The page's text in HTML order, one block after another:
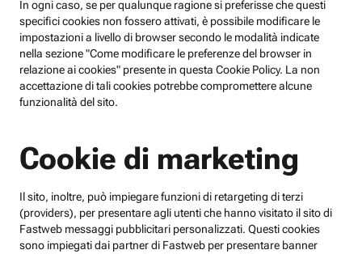
In ogni caso, se per qualunque ragione si preferisse che questi
specifici cookies non fossero attivati, è possibile modificare le
impostazioni a livello di browser secondo le modalità indicate
nella sezione "Come modificare le preferenze del browser in
relazione ai cookies" presente in questa Cookie Policy. La non
accettazione di tali cookies potrebbe compromettere alcune
funzionalità del sito.
Cookie di marketing
Il sito, inoltre, può impiegare funzioni di retargeting di terzi
(providers), per presentare agli utenti che hanno visitato il sito di
Fastweb messaggi pubblicitari personalizzati. Questi cookies
sono impiegati dai partner di Fastweb per presentare banner